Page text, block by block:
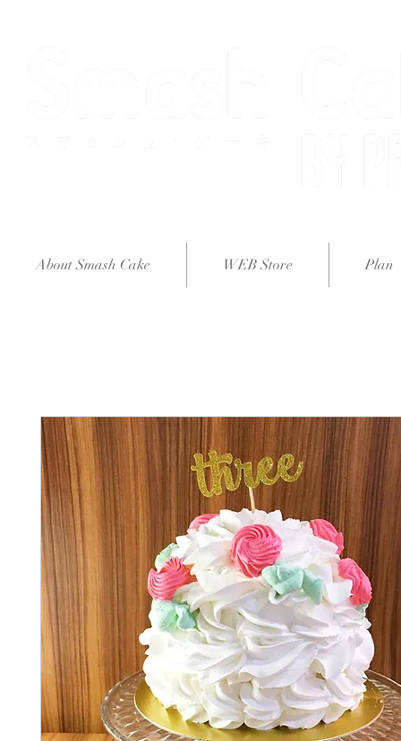
About Smash Cake WEB Store Plan